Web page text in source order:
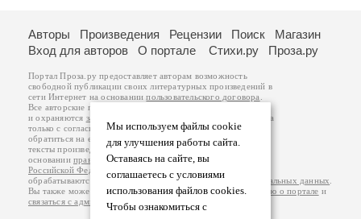
Мы используем файлы cookie
для улучшения работы сайта.
Оставаясь на сайте, вы
соглашаетесь с условиями
использования файлов cookies.
Чтобы ознакомиться с
Авторы Произведения Рецензии Поиск
Магазин
Вход для авторов
О портале Стихи.ру Проза.ру
Портал Проза.ру предоставляет авторам возможность
свободной публикации своих литературных произведений в
сети Интернет на основаниипользовательского договора
Все авторские права на произведения принадлежат авторам
и охраняются законом
. Перепечатка произведений возможна
только с согласия его автора, к которому вы можете
обратиться на его авторской странице. Ответственность за
тексты произведений авторы несут самостоятельно на
основанииправил публикацииизаконодательства
Российской Федерации
обрабатываются на основанииПолитики обработки персональных данных
Вы также можете посмотреть более подробнуюинформацию о портале и
связаться с администрацией